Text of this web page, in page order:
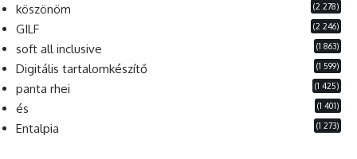
köszönöm (2 278)
GILF (2 246)
soft all inclusive (1 863)
Digitális tartalomkészítő (1 599)
panta rhei (1 425)
és (1 401)
Entalpia (1 273)